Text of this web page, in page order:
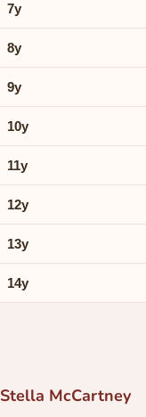
7y
8y
9y
10y
11y
12y
13y
14y
Stella McCartney